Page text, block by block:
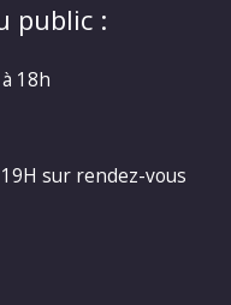
public :
18h
sur rendez-vous